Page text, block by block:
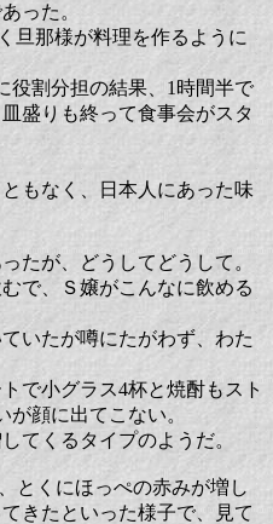
った。
旦那様が料理を作るように
役割分担の結果、1時間半で
盛りも終って食事会がスタ
もなく、日本人にあった味
たが、どうしてどうして。
で、Ｓ嬢がこんなに飲める
いたが噂にたがわず、わた
で小グラス4杯と焼酎もスト
が顔に出てこない。
てくるタイプのようだ。
とくにほっぺの赤みが増し
きたといった様子で、見て